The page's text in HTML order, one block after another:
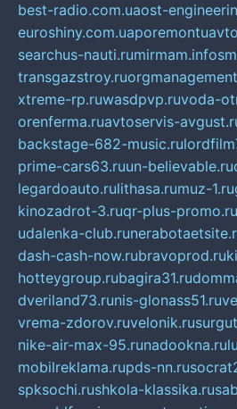
best-radio.com.uaost-
euroshiny.com.ua
searchus-nauti.rumirmam.info
transgazstroy.ru
xtreme-rp.ruwasdpvp.ruvoda-
orenferma.ruavtoservis-
backstage-682-music.ru
prime-cars63.ruun-believable.ru
legardoauto.rulithasa.rumuz-1.ru
kinozadrot-3.ruqr-plus-promo.ru
udalenka-club.ru
dash-cash-now.rubravoprod.ru
hotteygroup.rubagira31.ru
dveriland73.runis-glonass51.ru
vrema-zdorov.ruvelonik.ru
nike-air-max-95.runadookna.ru
mobilreklama.rupds-nn.ru
spksochi.rushkola-klassika.ru